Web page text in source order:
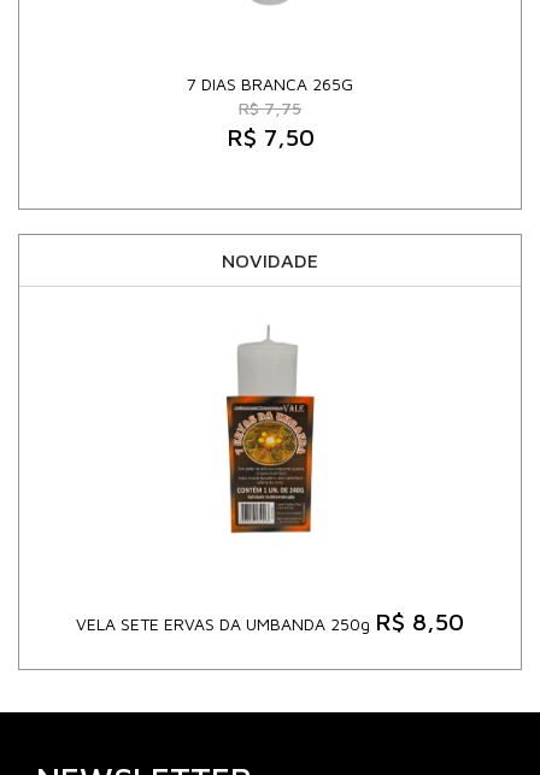
7 DIAS BRANCA 265G
R$ 7,75
R$ 7,50
NOVIDADE
VELA SETE ERVAS DA UMBANDA 250g R$ 8,50